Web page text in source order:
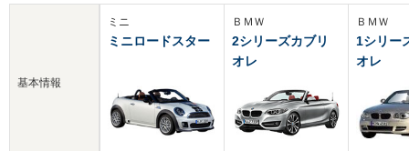
基本情報
ミニ
ミニロードスター
ＢＭＷ
2シリーズカブリ
オレ
ＢＭＷ
1シリー
オレ